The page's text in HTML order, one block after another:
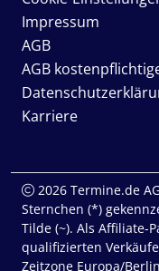
Impressum
AGB
AGB
Karriere
2026 Termine.de
Sternchen (*)
Tilde (~). Als Affiliate-
qualifizierten
Zeitzone Europa/